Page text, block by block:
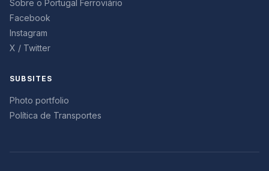
Sobre o Portugal Ferroviário
Facebook
Instagram
X / Twitter
SUBSITES
Photo portfolio
Política de Transportes